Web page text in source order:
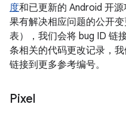
度和已更新的 Android 开
果有解决相应问题的公开
表），我们会将 bug ID 链
条相关的代码更改记录，
链接到更多参考编号。
Pixel